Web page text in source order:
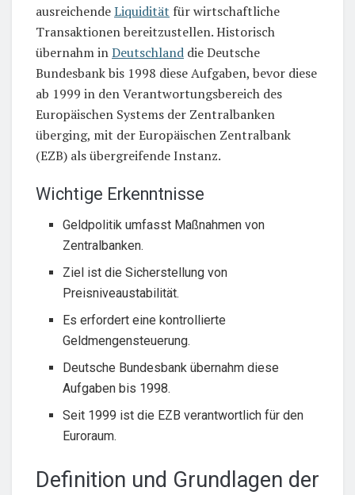
ausreichendeLiquidität für wirtschaftliche
Transaktionen bereitzustellen. Historisch
übernahm inDeutschland die Deutsche
Bundesbank bis 1998 diese Aufgaben, bevor diese
ab 1999 in den Verantwortungsbereich des
Europäischen Systems der Zentralbanken
überging, mit der Europäischen Zentralbank
(EZB) als übergreifende Instanz.
Wichtige Erkenntnisse
Geldpolitik umfasst Maßnahmen von
Zentralbanken.
Ziel ist die Sicherstellung von
Preisniveaustabilität.
Es erfordert eine kontrollierte
Geldmengensteuerung.
Deutsche Bundesbank übernahm diese
Aufgaben bis 1998.
Seit 1999 ist die EZB verantwortlich für den
Euroraum.
Definition und Grundlagen der